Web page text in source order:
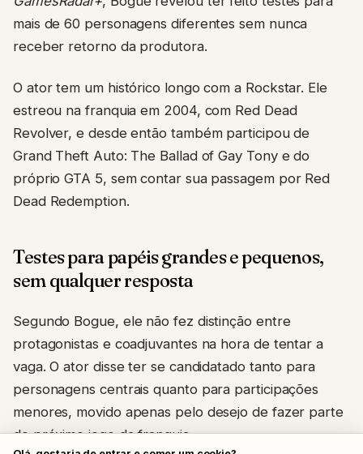
mais de 60 personagens diferentes sem nunca
receber retorno da produtora.
O ator tem um histórico longo com a Rockstar. Ele
estreou na franquia em 2004, com Red Dead
Revolver, e desde então também participou de
Grand Theft Auto: The Ballad of Gay Tony e do
próprio GTA 5, sem contar sua passagem por Red
Dead Redemption.
Testes para papéis grandes e pequenos,
sem qualquer resposta
Segundo Bogue, ele não fez distinção entre
protagonistas e coadjuvantes na hora de tentar a
vaga. O ator disse ter se candidatado tanto para
personagens centrais quanto para participações
menores, movido apenas pelo desejo de fazer parte
do próximo jogo da franquia.